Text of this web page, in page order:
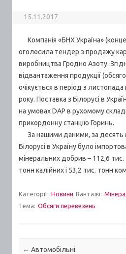
15.11.2017
Компанія «БНХ Україна»
оголосила тендер з продажу
виробництва Гродно Азоту.
відвантаження продукції
очікується в період з
року. Поставка з Білорусі в
на умовах DAP в рухомому
прикордонну станцію Горинь.
За нашими даними, за десять
Білорусі в Україну було
мінеральних добрив – 112,6 тис.
тонн калійних і 53,2 тис. тонн
Категорії: Новини Вантажі:
Тема: Обсяги перевезень
Post navigation
← Автомобільні